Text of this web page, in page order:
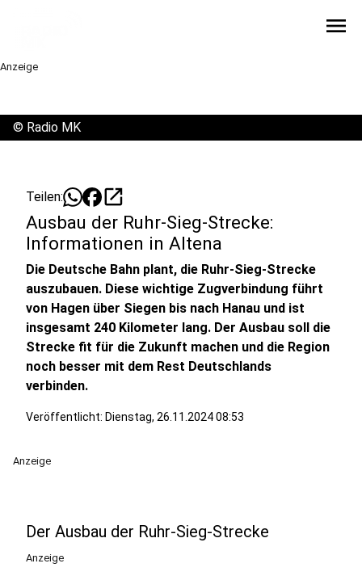
menu
Anzeige
© Radio MK
Teilen: open_in_new
Ausbau der Ruhr-Sieg-Strecke:
Informationen in Altena
Die Deutsche Bahn plant, die Ruhr-Sieg-Strecke
auszubauen. Diese wichtige Zugverbindung führt
von Hagen über Siegen bis nach Hanau und ist
insgesamt 240 Kilometer lang. Der Ausbau soll die
Strecke fit für die Zukunft machen und die Region
noch besser mit dem Rest Deutschlands
verbinden.
Veröffentlicht: Dienstag, 26.11.2024 08:53
Anzeige
Der Ausbau der Ruhr-Sieg-Strecke
Anzeige